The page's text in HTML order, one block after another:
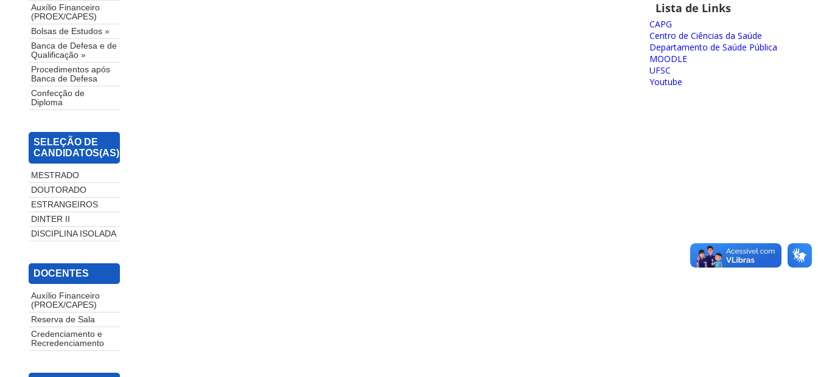
Auxílio Financeiro
(PROEX/CAPES)
Bolsas de Estudos »
Banca de Defesa e de
Qualificação »
Procedimentos após
Banca de Defesa
Confecção de
Diploma
SELEÇÃO DE
CANDIDATOS(AS)
MESTRADO
DOUTORADO
ESTRANGEIROS
DINTER II
DISCIPLINA ISOLADA
DOCENTES
Auxílio Financeiro
(PROEX/CAPES)
Reserva de Sala
Credenciamento e
Recredenciamento
Lista de Links
CAPG
Centro de Ciências da Saúde
Departamento de Saúde Pública
MOODLE
UFSC
Youtube